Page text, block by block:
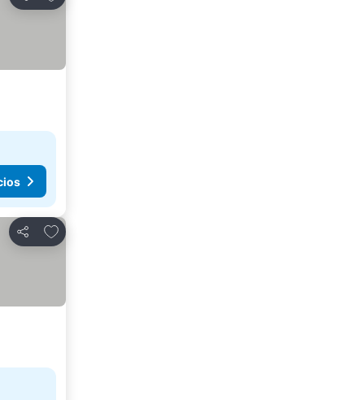
Compartir
Agregar a favoritos